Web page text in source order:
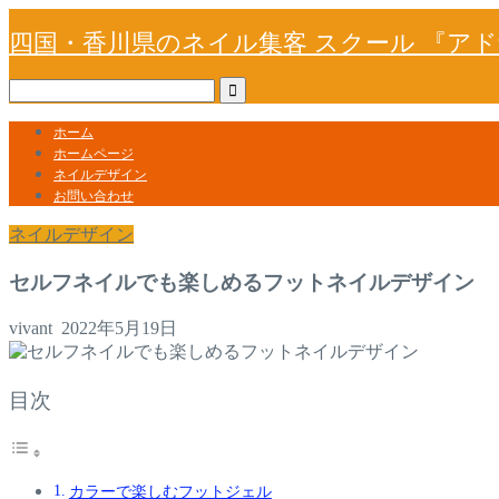
四国・香川県のネイル集客 スクール 『ア
ホーム
ホームページ
ネイルデザイン
お問い合わせ
ネイルデザイン
セルフネイルでも楽しめるフットネイルデザイン
vivant 2022年5月19日
目次
カラーで楽しむフットジェル